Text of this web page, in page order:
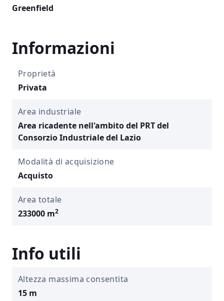
Greenfield
Informazioni
Proprietà
Privata
Area industriale
Area ricadente nell'ambito del PRT del
Consorzio Industriale del Lazio
Modalità di acquisizione
Acquisto
Area totale
233000 m2
Info utili
Altezza massima consentita
15 m